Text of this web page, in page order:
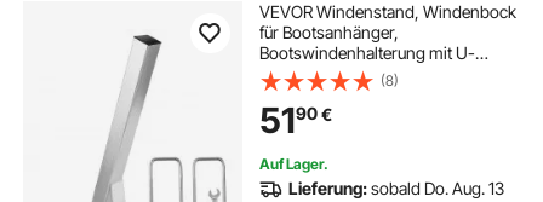
VEVOR Windenstand, Windenbock
für Bootsanhänger,
Bootswindenhalterung mit U-
Bolzen für 76x76-101 mm
Anhängerkupplung verzinkt,
passend für Jetski, Segelboot,
Fischerboot, Schnellboot
(8)
5190€
Auf Lager.
Lieferung:sobald Do. Aug. 13